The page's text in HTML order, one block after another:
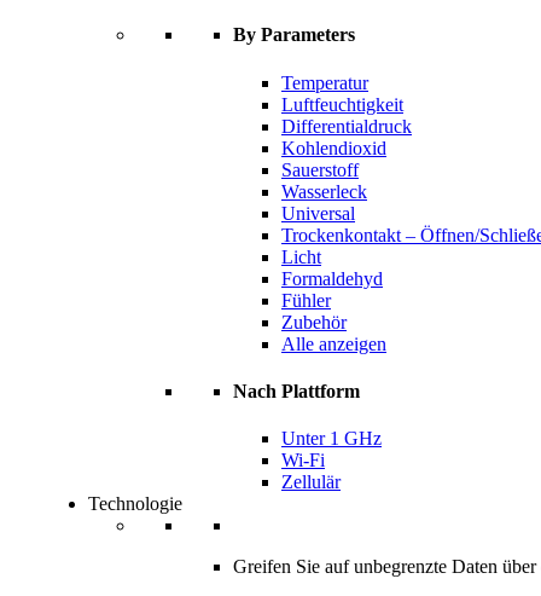
By Parameters
Temperatur
Luftfeuchtigkeit
Differentialdruck
Kohlendioxid
Sauerstoff
Wasserleck
Universal
Trockenkontakt – Öffnen/
Licht
Formaldehyd
Fühler
Zubehör
Alle anzeigen
Nach Plattform
Unter 1 GHz
Wi-Fi
Zellulär
Technologie
Greifen Sie auf unbegrenzte Daten